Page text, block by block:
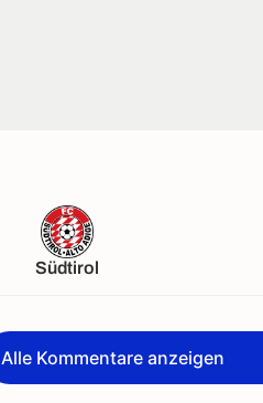
Südtirol
Alle Kommentare anzeigen